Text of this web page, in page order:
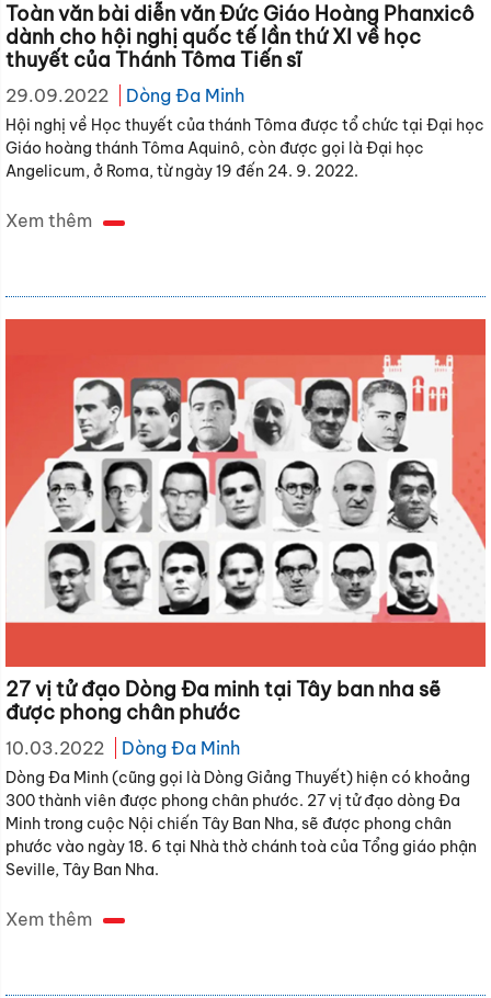
Toàn văn bài diễn văn Đức Giáo Hoàng Phanxicô
dành cho hội nghị quốc tế lần thứ XI về học
thuyết của Thánh Tôma Tiến sĩ
29.09.2022 Dòng Đa Minh
Hội nghị về Học thuyết của thánh Tôma được tổ chức tại Đại học
Giáo hoàng thánh Tôma Aquinô, còn được gọi là Đại học
Angelicum, ở Roma, từ ngày 19 đến 24. 9. 2022.
Xem thêm
27 vị tử đạo Dòng Đa minh tại Tây ban nha sẽ
được phong chân phước
10.03.2022 Dòng Đa Minh
Dòng Đa Minh (cũng gọi là Dòng Giảng Thuyết) hiện có khoảng
300 thành viên được phong chân phước. 27 vị tử đạo dòng Đa
Minh trong cuộc Nội chiến Tây Ban Nha, sẽ được phong chân
phước vào ngày 18. 6 tại Nhà thờ chánh toà của Tổng giáo phận
Seville, Tây Ban Nha.
Xem thêm